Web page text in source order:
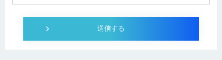
SELFBOT AIエージェント